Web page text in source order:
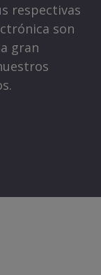
respectivas
son
gran